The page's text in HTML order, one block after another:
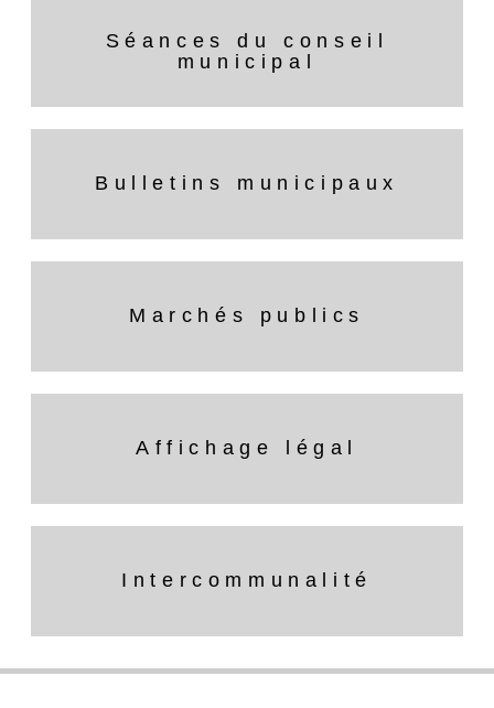
Séances du conseil
municipal
Bulletins municipaux
Marchés publics
Affichage légal
Intercommunalité